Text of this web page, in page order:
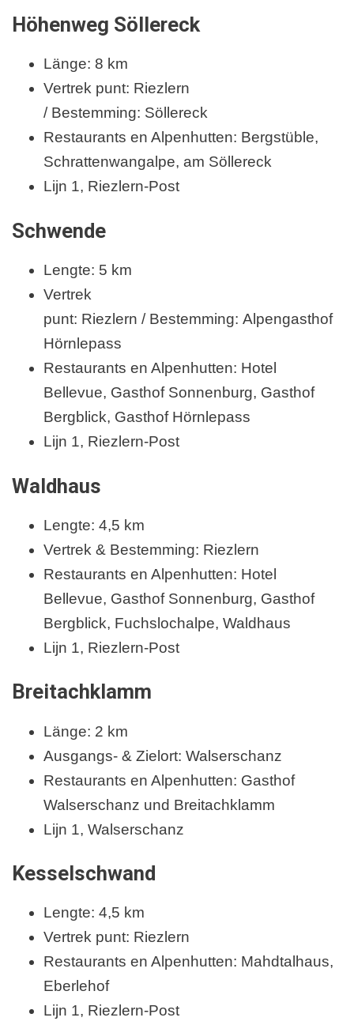
Höhenweg Söllereck
Länge: 8 km
Vertrek punt: Riezlern
/ Bestemming: Söllereck
Restaurants en Alpenhutten: Bergstüble,
Schrattenwangalpe, am Söllereck
Lijn 1, Riezlern-Post
Schwende
Lengte: 5 km
Vertrek
punt: Riezlern / Bestemming: Alpengasthof
Hörnlepass
Restaurants en Alpenhutten: Hotel
Bellevue, Gasthof Sonnenburg, Gasthof
Bergblick, Gasthof Hörnlepass
Lijn 1, Riezlern-Post
Waldhaus
Lengte: 4,5 km
Vertrek & Bestemming: Riezlern
Restaurants en Alpenhutten: Hotel
Bellevue, Gasthof Sonnenburg, Gasthof
Bergblick, Fuchslochalpe, Waldhaus
Lijn 1, Riezlern-Post
Breitachklamm
Länge: 2 km
Ausgangs- & Zielort: Walserschanz
Restaurants en Alpenhutten: Gasthof
Walserschanz und Breitachklamm
Lijn 1, Walserschanz
Kesselschwand
Lengte: 4,5 km
Vertrek punt: Riezlern
Restaurants en Alpenhutten: Mahdtalhaus,
Eberlehof
Lijn 1, Riezlern-Post